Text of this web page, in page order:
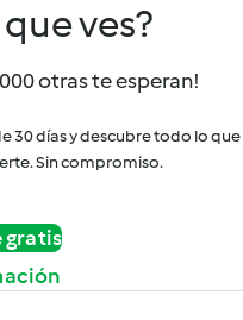
ves?
otras te esperan!
30 días y descubre todo lo que
Sin compromiso.
gratis